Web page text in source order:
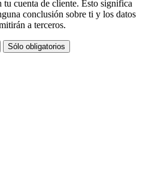
tu cuenta de cliente. Esto significa
conclusión sobre ti y los datos
a terceros.
Sólo obligatorios